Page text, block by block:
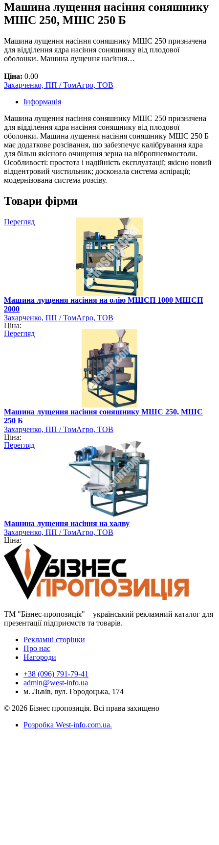
Машина лущення насіння соняшнику
МШС 250, МШС 250 Б
Машина лущення насіння соняшнику МШС 250 призначена
для відділення ядра насіння соняшнику від плодової
оболонки. Машина лущення насіння…
Ціна: 0.00
Захарченко, ПП / ТомАгро, ТОВ
Інформація
Машина лущення насіння соняшнику МШС 250 призначена
для відділення ядра насіння соняшнику від плодової
оболонки. Машина лущення насіння соняшнику МШС 250 Б
має додаткове розсівання, що забезпечує калібрування ядра
для більш якісного очищення зерна на вібропневмостоли.
Особливості: простота і надійність експлуатації; якісно новий
відцентровий чистильник; досконала система аспірації;
модернізована система розсіву.
Товари фірми
Перегляд
Машина лущення насіння на олію МШСП 1000 МШСП
2000
Захарченко, ПП / ТомАгро, ТОВ
Ціна:
Перегляд
Машина лущення насіння соняшнику МШС 250, МШС
250 Б
Захарченко, ПП / ТомАгро, ТОВ
Ціна:
Перегляд
Машина лущення насіння на халву
Захарченко, ПП / ТомАгро, ТОВ
Ціна:
ТМ "Бізнес-пропозиція" – український рекламний каталог для
презентації підприємств та товарів.
Рекламні сторінки
Про нас
Нагороди
+38 (096) 791-79-41
admin@west-info.ua
м. Львів, вул. Городоцька, 174
© 2026 Бізнес пропозиція. Всі права захищено
Розробка West-info.com.ua.